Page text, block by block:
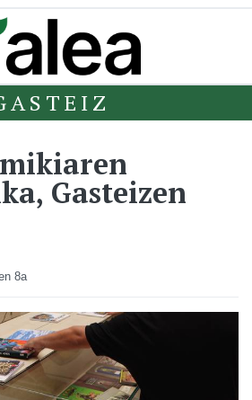
Gasteizen
8a